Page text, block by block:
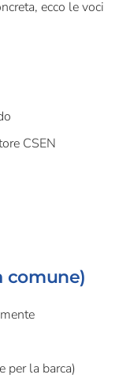
ecco le voci
CSEN
comune)
per la barca)